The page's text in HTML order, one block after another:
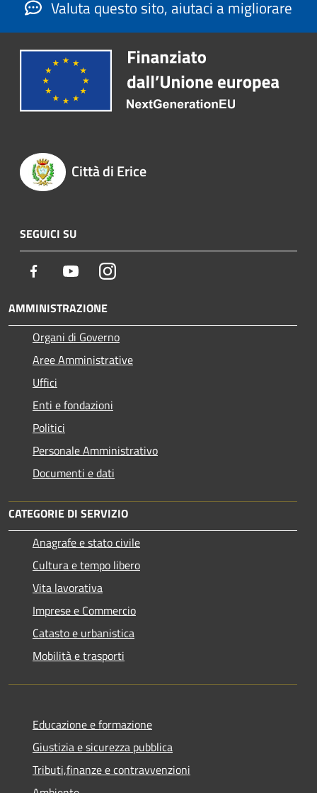
Valuta questo sito, aiutaci a migliorare
Città di Erice
SEGUICI SU
Facebook YoutubeInstagram
AMMINISTRAZIONE
Organi di Governo
Aree Amministrative
Uffici
Enti e fondazioni
Politici
Personale Amministrativo
Documenti e dati
CATEGORIE DI SERVIZIO
Anagrafe e stato civile
Cultura e tempo libero
Vita lavorativa
Imprese e Commercio
Catasto e urbanistica
Mobilità e trasporti
Educazione e formazione
Giustizia e sicurezza pubblica
Tributi,finanze e contravvenzioni